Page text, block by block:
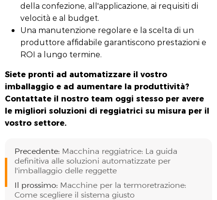
della confezione, all'applicazione, ai requisiti di
velocità e al budget.
Una manutenzione regolare e la scelta di un
produttore affidabile garantiscono prestazioni e
ROI a lungo termine.
Siete pronti ad automatizzare il vostro
imballaggio e ad aumentare la produttività?
Contattate il nostro team oggi stesso per avere
le migliori soluzioni di reggiatrici su misura per il
vostro settore.
Precedente: Macchina reggiatrice: La guida
definitiva alle soluzioni automatizzate per
l'imballaggio delle reggette
Il prossimo: Macchine per la termoretrazione:
Come scegliere il sistema giusto